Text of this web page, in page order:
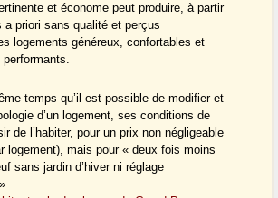
et économe peut produire, à partir
a priori sans qualité et perçus
logements généreux, confortables et
performants.
temps qu’il est possible de modifier et
d’un logement, ses conditions de
de l’habiter, pour un prix non négligeable
logement), mais pour « deux fois moins
sans jardin d’hiver ni réglage